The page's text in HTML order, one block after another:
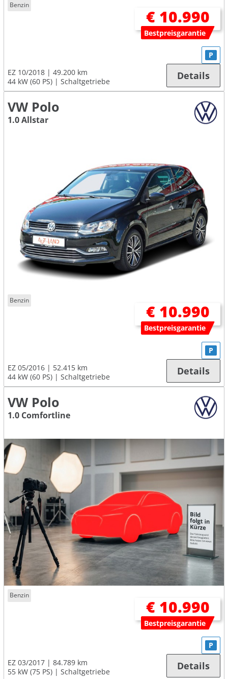
Benzin
€ 10.990
Bestpreisgarantie
EZ 10/2018
49.200 km
44 kW (60 PS)
Schaltgetriebe
P
Details
VW Polo
1.0 Allstar
Benzin
€ 10.990
Bestpreisgarantie
EZ 05/2016
52.415 km
44 kW (60 PS)
Schaltgetriebe
P
Details
VW Polo
1.0 Comfortline
Benzin
€ 10.990
Bestpreisgarantie
EZ 03/2017
84.789 km
55 kW (75 PS)
Schaltgetriebe
P
Details